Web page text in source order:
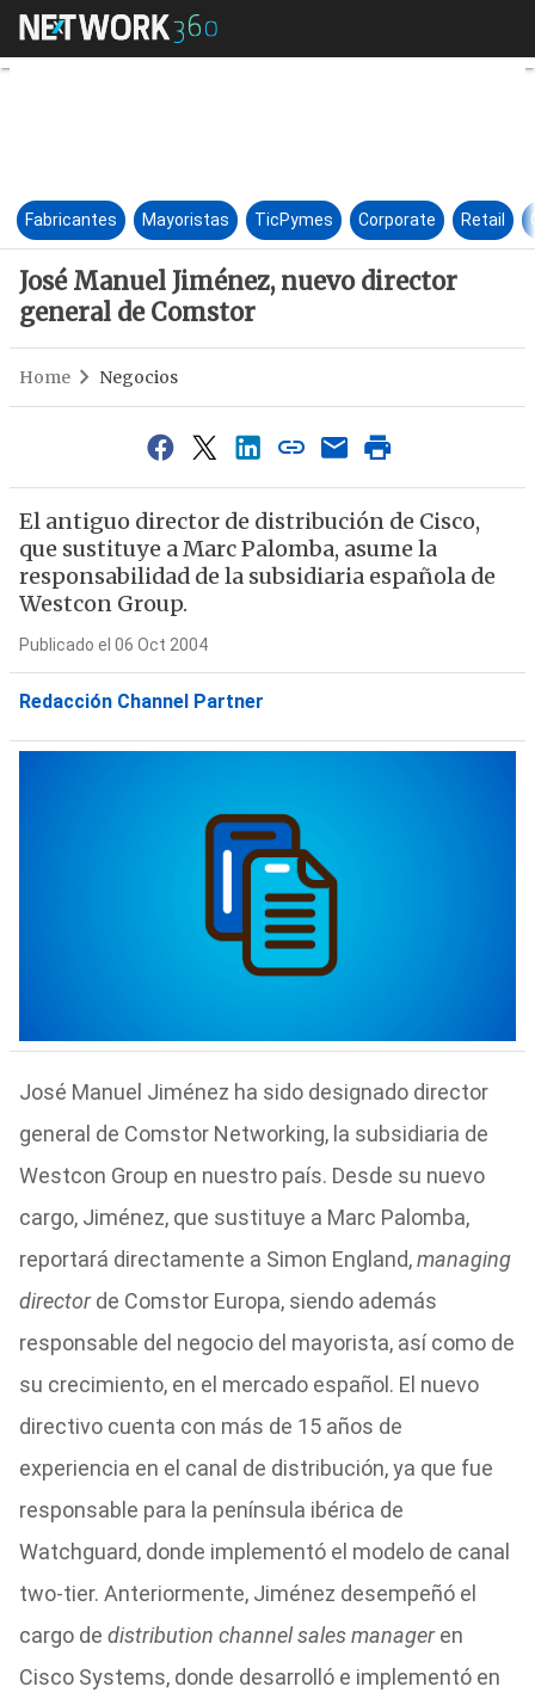
José Manuel Jiménez, nuevo
Fabricantes Mayoristas TicPymes Corporate Retail
José Manuel Jiménez, nuevo director
general de Comstor
Home Negocios
El antiguo director de distribución de Cisco,
que sustituye a Marc Palomba, asume la
responsabilidad de la subsidiaria española de
Westcon Group.
Publicado el 06 Oct 2004
Redacción Channel Partner
José Manuel Jiménez ha sido designado director
general de Comstor Networking, la subsidiaria de
Westcon Group en nuestro país. Desde su nuevo
cargo, Jiménez, que sustituye a Marc Palomba,
reportará directamente a Simon England,managing
directorde Comstor Europa, siendo además
responsable del negocio del mayorista, así como de
su crecimiento, en el mercado español. El nuevo
directivo cuenta con más de 15 años de
experiencia en el canal de distribución, ya que fue
responsable para la península ibérica de
Watchguard, donde implementó el modelo de canal
two-tier. Anteriormente, Jiménez desempeñó el
cargo de distribution channel sales manageren
Cisco Systems, donde desarrolló e implementó en